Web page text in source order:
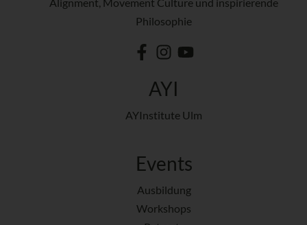
Philosophie
AYI
AYInstitute Ulm
Events
Ausbildung
Workshops